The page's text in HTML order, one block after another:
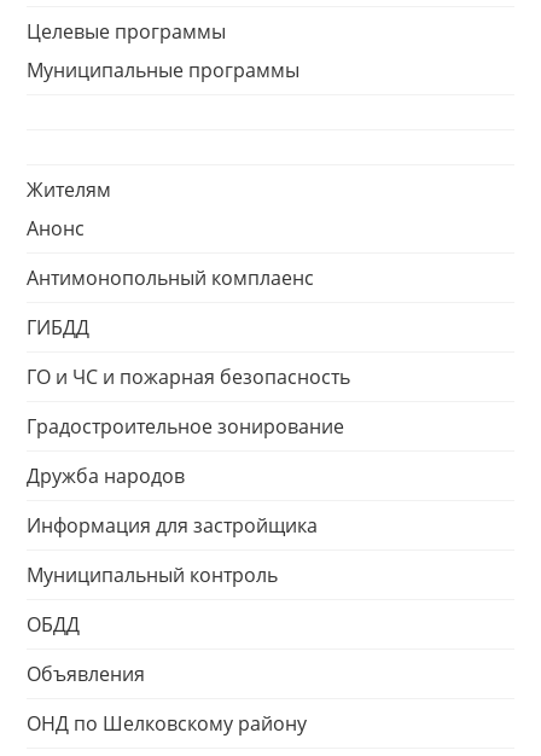
Целевые программы
Муниципальные программы
Жителям
Анонс
Антимонопольный комплаенс
ГИБДД
ГО и ЧС и пожарная безопасность
Градостроительное зонирование
Дружба народов
Информация для застройщика
Муниципальный контроль
ОБДД
Объявления
ОНД по Шелковскому району